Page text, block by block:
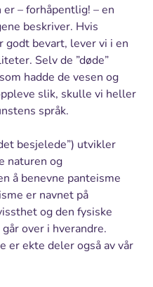
– forhåpentlig! – en
beskriver. Hvis
godt bevart, lever vi i en
Selv de ”døde”
hadde de vesen og
slik, skulle vi heller
språk.
besjelede”) utvikler
naturen og
å benevne panteisme
er navnet på
og den fysiske
over i hverandre.
er ekte deler også av vår